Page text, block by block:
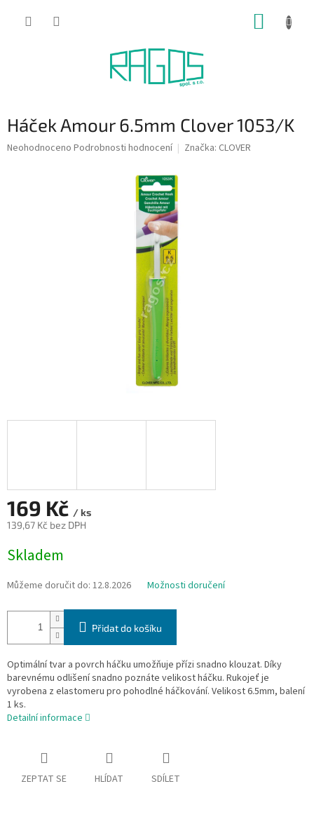
Háček Amour 6.5mm Clover 1053/K
Průměrné
Neohodnoceno Podrobnosti hodnocení Značka: CLOVER
169 Kč / ks
139,67 Kč bez DPH
cena:
Skladem
Můžeme doručit do: 12.8.2026 Možnosti doručení
Přidat do košíku
Optimální tvar a povrch háčku umožňuje přízi snadno klouzat. Díky
barevnému odlišení snadno poznáte velikost háčku. Rukojeť je
vyrobena z elastomeru pro pohodlné háčkování. Velikost 6.5mm, balení
1 ks.
Detailní informace
ZEPTAT SE HLÍDAT SDÍLET